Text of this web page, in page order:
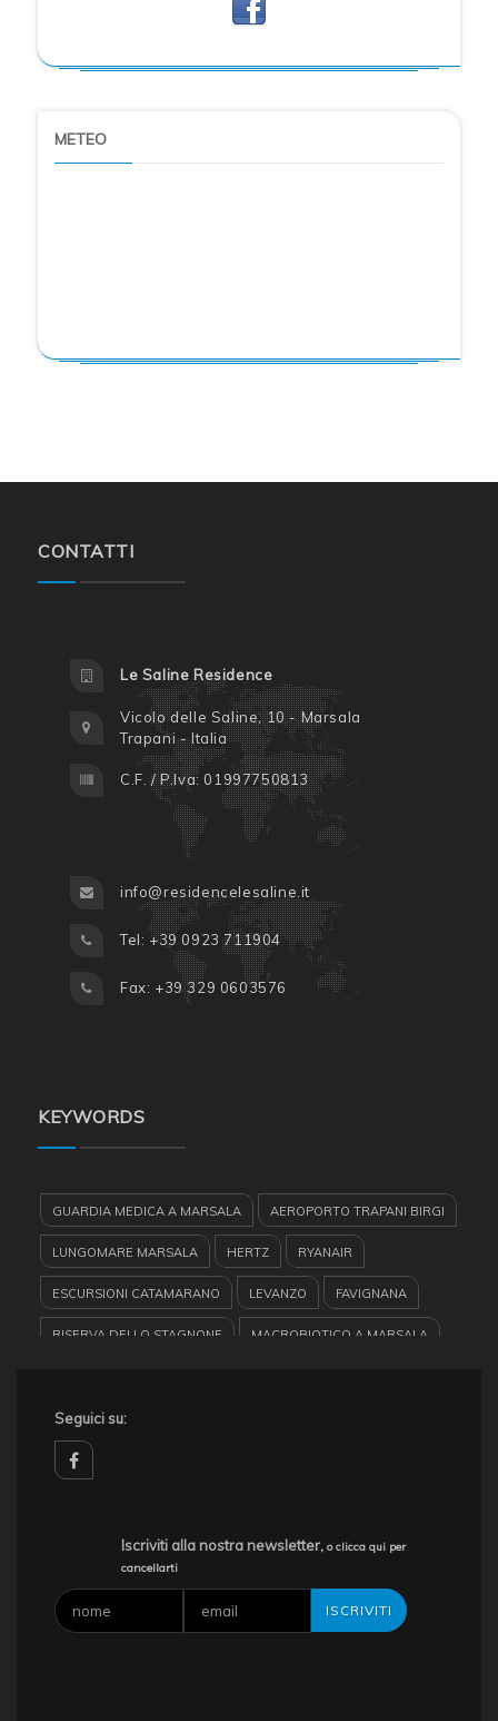
METEO
CONTATTI
Le Saline Residence
Vicolo delle Saline, 10 - Marsala
Trapani - Italia
C.F. / P.Iva: 01997750813
info@residencelesaline.it
Tel: +39 0923 711904
Fax: +39 329 0603576
KEYWORDS
GUARDIA MEDICA A MARSALA AEROPORTO TRAPANI BIRGI
LUNGOMARE MARSALA HERTZ RYANAIR
ESCURSIONI CATAMARANO LEVANZO FAVIGNANA
RISERVA DELLO STAGNONE MACROBIOTICO A MARSALA
ISOLE DELLO STAGNONE
VACANZE A MARSALA
CASE VACANZA SICILIA HERTZ MARSALA SALINE
EUROPE CAR
Seguici su:
Iscriviti alla nostra newsletter, o clicca qui per
cancellarti